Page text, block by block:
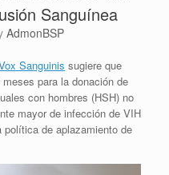
Sanguínea
AdmonBSP
Sanguinis sugiere que
para la donación de
con hombres (HSH) no
mayor de infección de VIH
de aplazamiento de